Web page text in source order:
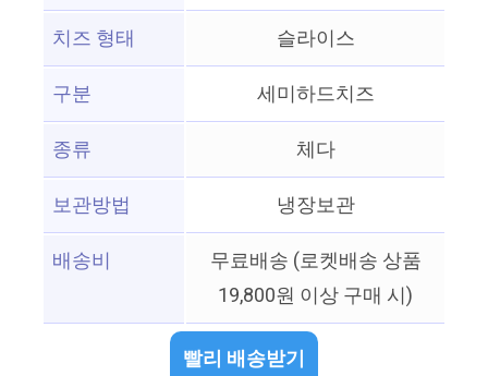
치즈 형태
슬라이스
구분
세미하드치즈
종류
체다
보관방법
냉장보관
배송비
무료배송 (로켓배송 상품
19,800원 이상 구매 시)
빨리 배송받기